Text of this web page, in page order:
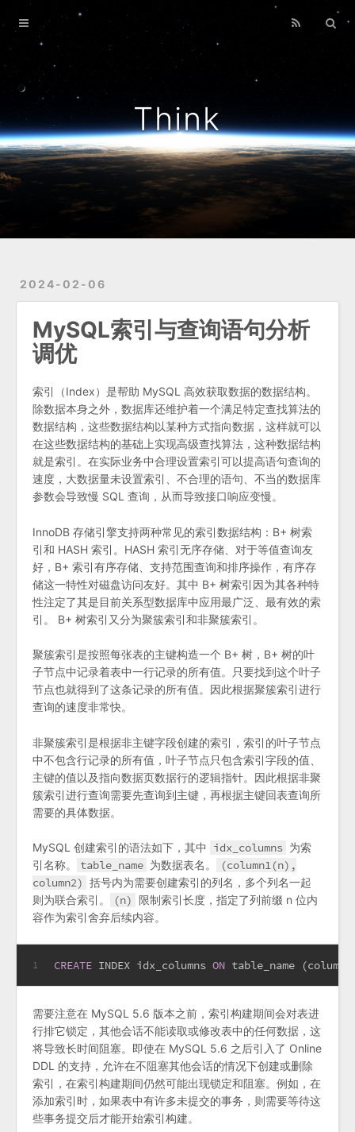
Think
2024-02-06
MySQL索引与查询语句分析
调优
索引（Index）是帮助 MySQL 高效获取数据的数据结构。
除数据本身之外，数据库还维护着一个满足特定查找算法的
数据结构，这些数据结构以某种方式指向数据，这样就可以
在这些数据结构的基础上实现高级查找算法，这种数据结构
就是索引。在实际业务中合理设置索引可以提高语句查询的
速度，大数据量未设置索引、不合理的语句、不当的数据库
参数会导致慢 SQL 查询，从而导致接口响应变慢。
InnoDB 存储引擎支持两种常见的索引数据结构：B+ 树索
引和 HASH 索引。HASH 索引无序存储、对于等值查询友
好，B+ 索引有序存储、支持范围查询和排序操作，有序存
储这一特性对磁盘访问友好。其中 B+ 树索引因为其各种特
性注定了其是目前关系型数据库中应用最广泛、最有效的索
引。 B+ 树索引又分为聚簇索引和非聚簇索引。
聚簇索引是按照每张表的主键构造一个 B+ 树，B+ 树的叶
子节点中记录着表中一行记录的所有值。只要找到这个叶子
节点也就得到了这条记录的所有值。因此根据聚簇索引进行
查询的速度非常快。
非聚簇索引是根据非主键字段创建的索引，索引的叶子节点
中不包含行记录的所有值，叶子节点只包含索引字段的值、
主键的值以及指向数据页数据行的逻辑指针。因此根据非聚
簇索引进行查询需要先查询到主键，再根据主键回表查询所
需要的具体数据。
MySQL 创建索引的语法如下，其中 idx_columns 为索
引名称。
table_name 为数据表名。
(column1(n),
column2) 括号内为需要创建索引的列名，多个列名一起
则为联合索引。
(n) 限制索引长度，指定了列前缀 n 位内
容作为索引舍弃后续内容。
1 CREATE INDEX idx_columns ON table_name
需要注意在 MySQL 5.6 版本之前，索引构建期间会对表进
行排它锁定，其他会话不能读取或修改表中的任何数据，这
将导致长时间阻塞。即使在 MySQL 5.6 之后引入了 Online
DDL 的支持，允许在不阻塞其他会话的情况下创建或删除
索引，在索引构建期间仍然可能出现锁定和阻塞。例如，在
添加索引时，如果表中有许多未提交的事务，则需要等待这
些事务提交后才能开始索引构建。
Home